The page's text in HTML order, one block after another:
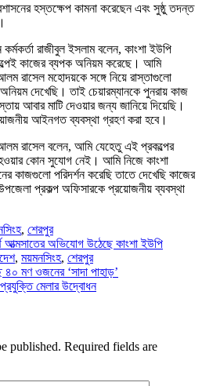
হস্তক্ষেপ কামনা করেছেন এবং সুষ্ঠু তদন্ত
রাজীবুল ইসলাম বলেন, কাংশা ইউপি
কাজের ব্যপক অনিয়ম করেছে। আমি
রাসেল মহোদয়কে সঙ্গে নিয়ে রাস্তাগুলো
দেখেছি। তাই চেয়ারম্যানকে পুনরায় কাজ
আবার মাটি দেওয়ার জন্য জানিয়ে দিয়েছি।
আইনগত ব্যবস্থা গ্রহণ করা হবে।
রাসেল বলেন, আমি যেহেতু এই প্রকল্পের
কোন সুযোগ নেই। আমি নিজে কাংশা
কাজগুলো পরিদর্শন করেছি তাতে দেখেছি কাজের
প্রকল্প অফিসারকে প্রয়োজনীয় ব্যবস্থা
, শেরপুর
আত্মসাতের অভিযোগ উঠেছে কাংশা ইউপি
, ময়মনসিংহ, শেরপুর
৪০ মণ ওজনের ‘সাদা পাহাড়’
প্রযুক্তি মেলার উদ্বোধন
published. Required fields are